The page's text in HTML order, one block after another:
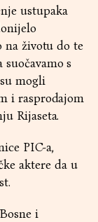
ustupaka
na životu do te
s
mogli
i rasprodajom
Rijaseta.
PIC-a,
aktere da u
i